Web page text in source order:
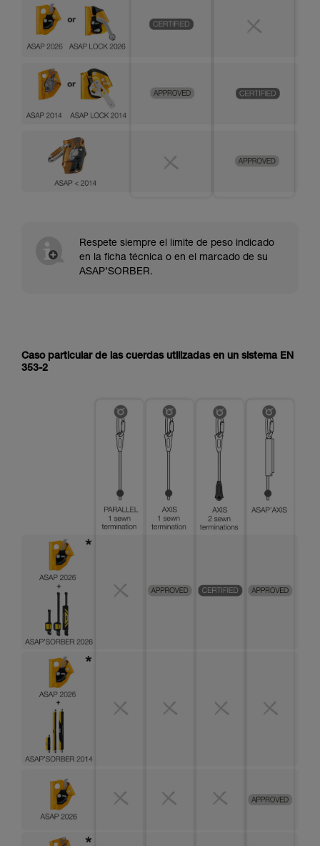
Respete siempre el límite de peso indicado
en la ficha técnica o en el marcado de su
ASAP’SORBER.
Caso particular de las cuerdas utilizadas en un sistema EN
353-2